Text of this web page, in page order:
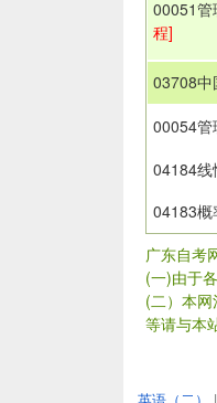
00051管
程]
03708中
00054管
04184线
04183概
广东自考
(一)由于
(二）本
等请与本